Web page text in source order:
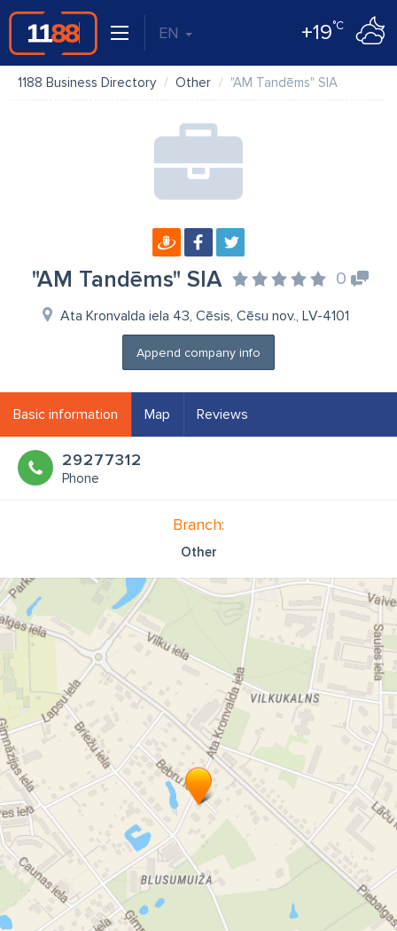
EN +19°C
1188 Business Directory Other "AM Tandēms" SIA
"AM Tandēms" SIA 0
Ata Kronvalda iela 43, Cēsis, Cēsu nov., LV-4101
Append company info
Basic information Map Reviews
29277312
Phone
Branch:
Other